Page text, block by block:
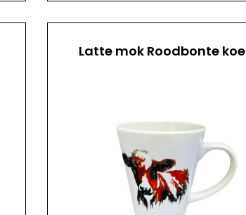
Latte mok Roodbonte koe